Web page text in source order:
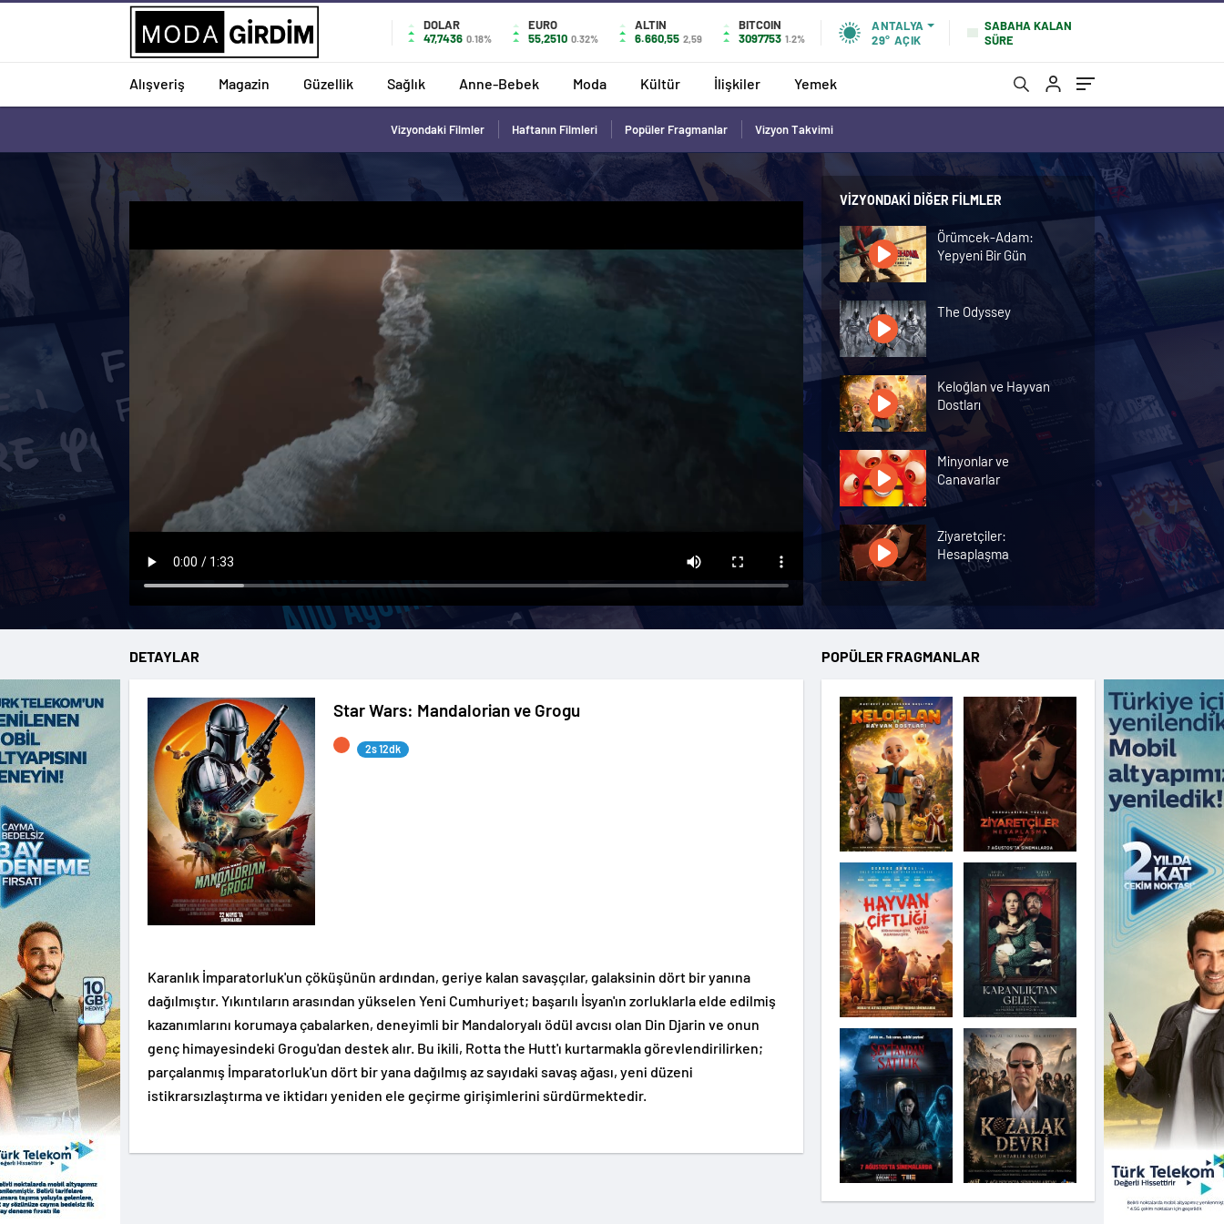
DOLAR
47,7436 0.18%
EURO
55,2510 0.32%
ALTIN
6.660,55 2,59
BITCOIN
3097753 1.2%
ANTALYA
29° AÇIK
SABAHA KALAN
SÜRE
Alışveriş Magazin Güzellik Sağlık Anne-Bebek Moda Kültür İlişkiler Yemek
Vizyondaki Filmler Haftanın Filmleri Popüler Fragmanlar Vizyon Takvimi
VIZYONDAKI DIĞER FILMLER
Örümcek-Adam:
Yepyeni Bir Gün
The Odyssey
Keloğlan ve Hayvan
Dostları
Minyonlar ve
Canavarlar
Ziyaretçiler:
Hesaplaşma
Nasreddin Hoca:
Zaman Yolcusu 4
Hayvan Çiftliği
Karanlıktan Gelen
Şeytandan Satılık
Kozalak Devri
Moana
DETAYLAR
Star Wars: Mandalorian ve Grogu
2s 12dk
Karanlık İmparatorluk'un çöküşünün ardından, geriye kalan savaşçılar, galaksinin dört bir yanına
dağılmıştır. Yıkıntıların arasından yükselen Yeni Cumhuriyet; başarılı İsyan'ın zorluklarla elde edilmiş
kazanımlarını korumaya çabalarken, deneyimli bir Mandaloryalı ödül avcısı olan Din Djarin ve onun
genç himayesindeki Grogu'dan destek alır. Bu ikili, Rotta the Hutt'ı kurtarmakla görevlendirilirken;
parçalanmış İmparatorluk'un dört bir yana dağılmış az sayıdaki savaş ağası, yeni düzeni
istikrarsızlaştırma ve iktidarı yeniden ele geçirme girişimlerini sürdürmektedir.
POPÜLER FRAGMANLAR